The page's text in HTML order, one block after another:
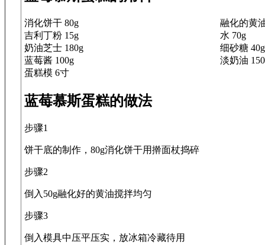
消化饼干 80g
融化的黄
吉利丁粉 15g
水 70g
奶油芝士 180g
细砂糖 40g
蓝莓酱 100g
淡奶油
蛋糕模 6寸
蓝莓慕斯蛋糕的做法
步骤1
饼干底的制作，80g消化饼干用擀面杖捣碎
步骤2
倒入50g融化好的黄油搅拌均匀
步骤3
倒入模具中压平压实，放冰箱冷藏待用